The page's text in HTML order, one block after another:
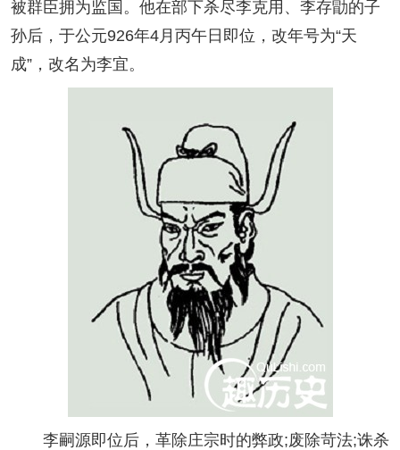
被群臣拥为监国。他在部下杀尽李克用、李存勖的子
孙后，于公元926年4月丙午日即位，改年号为“天
成”，改名为李宜。
李嗣源即位后，革除庄宗时的弊政;废除苛法;诛杀